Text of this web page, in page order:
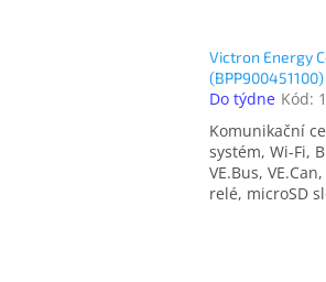
Victron Energy
(BPP900451100)
Do týdne Kód:
Komunikační
systém, Wi-Fi,
VE.Bus,
relé, microSD